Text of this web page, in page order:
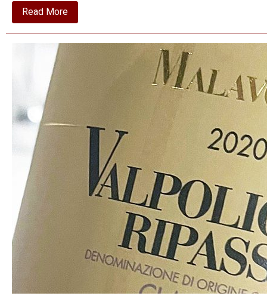
Read Moreabout
2020
La